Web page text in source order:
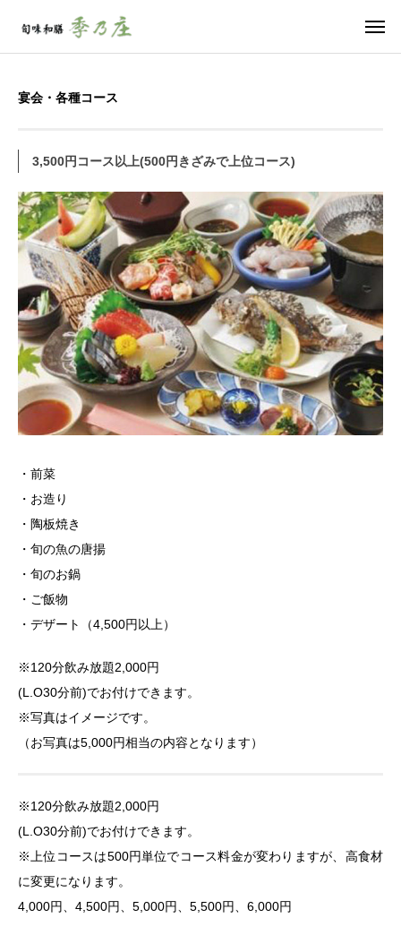
宴会・各種コース
3,500円コース以上(500円きざみで上位コース)
・前菜
・お造り
・陶板焼き
・旬の魚の唐揚
・旬のお鍋
・ご飯物
・デザート（4,500円以上）
※120分飲み放題2,000円
(L.O30分前)でお付けできます。
※写真はイメージです。
（お写真は5,000円相当の内容となります）
※120分飲み放題2,000円
(L.O30分前)でお付けできます。
※上位コースは500円単位でコース料金が変わりますが、高食材
に変更になります。
4,000円、4,500円、5,000円、5,500円、6,000円